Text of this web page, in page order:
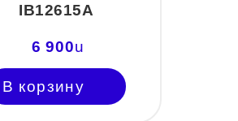
IB12615A
6 900u
В корзину